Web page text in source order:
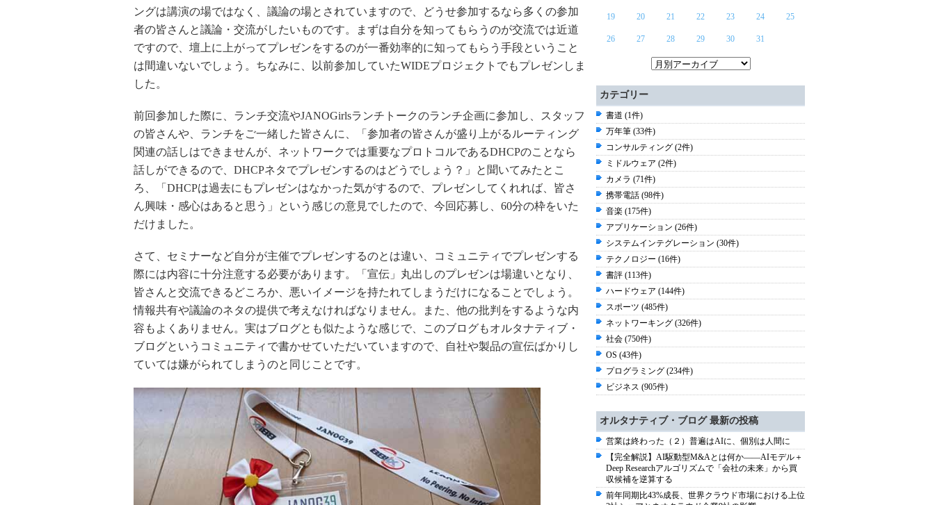
ングは講演の場ではなく、議論の場とされていますので、どうせ参加するなら多くの参加
者の皆さんと議論・交流がしたいものです。まずは自分を知ってもらうのが交流では近道
ですので、壇上に上がってプレゼンをするのが一番効率的に知ってもらう手段ということ
は間違いないでしょう。ちなみに、以前参加していたWIDEプロジェクトでもプレゼンしま
した。
前回参加した際に、ランチ交流やJANOGirlsランチトークのランチ企画に参加し、スタッフ
の皆さんや、ランチをご一緒した皆さんに、「参加者の皆さんが盛り上がるルーティング
関連の話しはできませんが、ネットワークでは重要なプロトコルであるDHCPのことなら
話しができるので、DHCPネタでプレゼンするのはどうでしょう？」と聞いてみたとこ
ろ、「DHCPは過去にもプレゼンはなかった気がするので、プレゼンしてくれれば、皆さ
ん興味・感心はあると思う」という感じの意見でしたので、今回応募し、60分の枠をいた
だけました。
さて、セミナーなど自分が主催でプレゼンするのとは違い、コミュニティでプレゼンする
際には内容に十分注意する必要があります。「宣伝」丸出しのプレゼンは場違いとなり、
皆さんと交流できるどころか、悪いイメージを持たれてしまうだけになることでしょう。
情報共有や議論のネタの提供で考えなければなりません。また、他の批判をするような内
容もよくありません。実はブログとも似たような感じで、このブログもオルタナティブ・
ブログというコミュニティで書かせていただいていますので、自社や製品の宣伝ばかりし
ていては嫌がられてしまうのと同じことです。
19 20 21 22 23 24 25
26 27 28 29 30 31
カテゴリー
書道 (1件)
万年筆 (33件)
コンサルティング (2件)
ミドルウェア (2件)
カメラ (71件)
携帯電話 (98件)
音楽 (175件)
アプリケーション (26件)
システムインテグレーション (30件)
テクノロジー (16件)
書評 (113件)
ハードウェア (144件)
スポーツ (485件)
ネットワーキング (326件)
社会 (750件)
OS (43件)
プログラミング (234件)
ビジネス (905件)
オルタナティブ・ブログ 最新の投稿
営業は終わった（２）普遍はAIに、個別は人間に
【完全解説】AI駆動型M&Aとは何か――AIモデル＋
Deep Researchアルゴリズムで「会社の未来」から買
収候補を逆算する
前年同期比43%成長、世界クラウド市場における上位